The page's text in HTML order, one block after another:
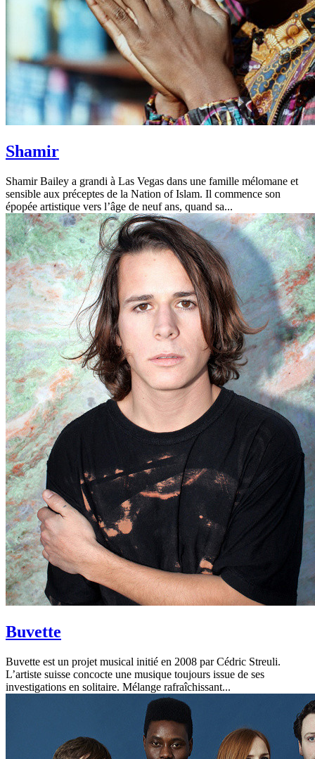
Shamir
Shamir Bailey a grandi à Las Vegas dans une famille mélomane et
sensible aux préceptes de la Nation of Islam. Il commence son
épopée artistique vers l’âge de neuf ans, quand sa...
Buvette
Buvette est un projet musical initié en 2008 par Cédric Streuli.
L’artiste suisse concocte une musique toujours issue de ses
investigations en solitaire. Mélange rafraîchissant...